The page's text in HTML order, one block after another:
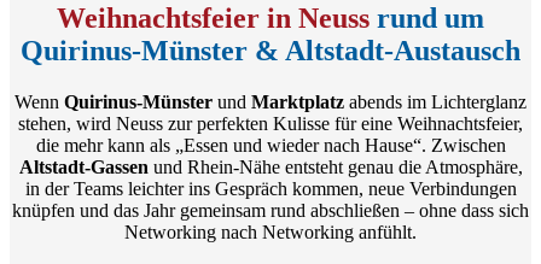
Weihnachtsfeier in Neuss rund um
Quirinus-Münster & Altstadt-Austausch
Wenn Quirinus-Münster und Marktplatz abends im Lichterglanz
stehen, wird Neuss zur perfekten Kulisse für eine Weihnachtsfeier,
die mehr kann als „Essen und wieder nach Hause“. Zwischen
Altstadt-Gassen und Rhein-Nähe entsteht genau die Atmosphäre,
in der Teams leichter ins Gespräch kommen, neue Verbindungen
knüpfen und das Jahr gemeinsam rund abschließen – ohne dass sich
Networking nach Networking anfühlt.